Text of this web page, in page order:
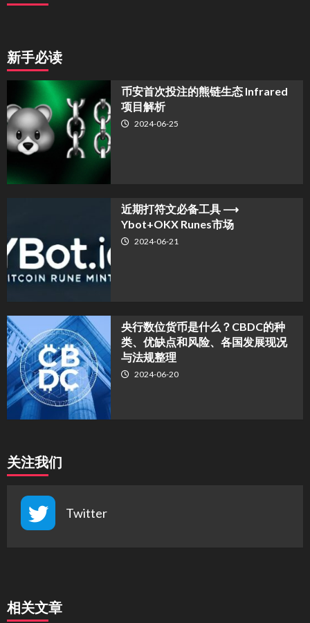
新手必读
币安首次投注的熊链生态 Infrared
项目解析
2024-06-25
近期打符文必备工具 ⟶
Ybot+OKX Runes市场
2024-06-21
央行数位货币是什么？CBDC的种
类、优缺点和风险、各国发展现况
与法规整理
2024-06-20
关注我们
Twitter
相关文章